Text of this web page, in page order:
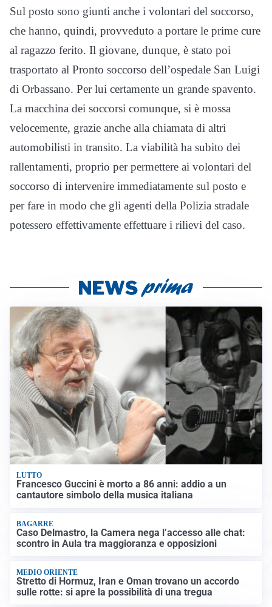
Sul posto sono giunti anche i volontari del soccorso,
che hanno, quindi, provveduto a portare le prime cure
al ragazzo ferito. Il giovane, dunque, è stato poi
trasportato al Pronto soccorso dell’ospedale San Luigi
di Orbassano. Per lui certamente un grande spavento.
La macchina dei soccorsi comunque, si è mossa
velocemente, grazie anche alla chiamata di altri
automobilisti in transito. La viabilità ha subito dei
rallentamenti, proprio per permettere ai volontari del
soccorso di intervenire immediatamente sul posto e
per fare in modo che gli agenti della Polizia stradale
potessero effettivamente effettuare i rilievi del caso.
LUTTO
Francesco Guccini è morto a 86 anni: addio a un
cantautore simbolo della musica italiana
BAGARRE
Caso Delmastro, la Camera nega l’accesso alle chat:
scontro in Aula tra maggioranza e opposizioni
MEDIO ORIENTE
Stretto di Hormuz, Iran e Oman trovano un accordo
sulle rotte: si apre la possibilità di una tregua